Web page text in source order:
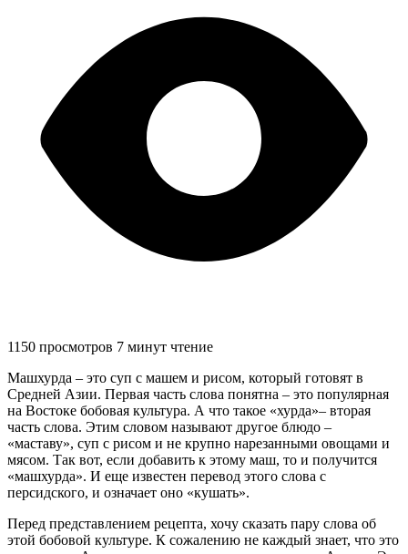
1150 просмотров 7 минут чтение
Машхурда – это суп с машем и рисом, который готовят в
Средней Азии. Первая часть слова понятна – это популярная
на Востоке бобовая культура. А что такое «хурда»– вторая
часть слова. Этим словом называют другое блюдо –
«маставу», суп с рисом и не крупно нарезанными овощами и
мясом. Так вот, если добавить к этому маш, то и получится
«машхурда». И еще известен перевод этого слова с
персидского, и означает оно «кушать».
Перед представлением рецепта, хочу сказать пару слова об
этой бобовой культуре. К сожалению не каждый знает, что это